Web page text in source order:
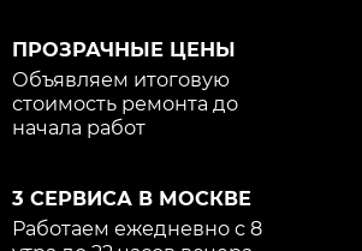
ПРОЗРАЧНЫЕ ЦЕНЫ
Объявляем итоговую
стоимость ремонта до
начала работ
3 СЕРВИСА В МОСКВЕ
Работаем ежедневно с 8